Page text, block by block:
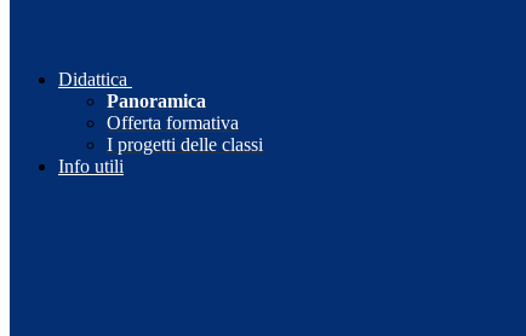
Didattica
Panoramica
Offerta formativa
I progetti delle classi
Info utili